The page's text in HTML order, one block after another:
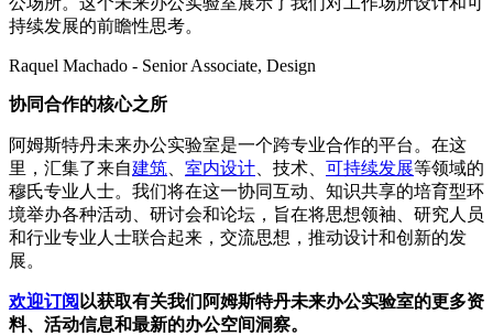
持续发展的前瞻性思考。
Raquel Machado - Senior Associate, Design
协同合作的核心之所
阿姆斯特丹未来办公实验室是一个跨专业合作的平台。在这
里，汇集了来自建筑 室内设计 、技术、 可持续发展等领域的
穆氏专业人士。我们将在这一协同互动、知识共享的培育型环
境举办各种活动、研讨会和论坛，旨在将思想领袖、研究人员
和行业专业人士联合起来，交流思想，推动设计和创新的发
展。
欢迎订阅 以获取有关我们阿姆斯特丹未来办公实验室的更多资
料、活动信息和最新的办公空间洞察。